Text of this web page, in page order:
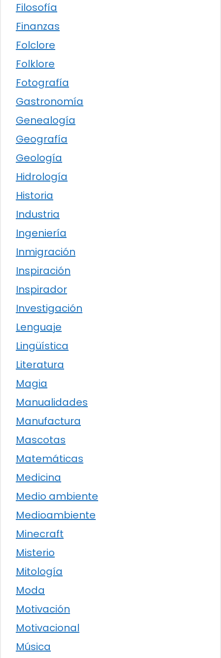
Filosofía
Finanzas
Folclore
Folklore
Fotografía
Gastronomía
Genealogía
Geografía
Geología
Hidrología
Historia
Industria
Ingeniería
Inmigración
Inspiración
Inspirador
Investigación
Lenguaje
Lingüística
Literatura
Magia
Manualidades
Manufactura
Mascotas
Matemáticas
Medicina
Medio ambiente
Medioambiente
Minecraft
Misterio
Mitología
Moda
Motivación
Motivacional
Música